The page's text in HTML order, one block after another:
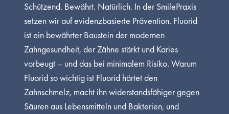
Schützend. Bewährt. Natürlich. In der SmilePraxis
setzen wir auf evidenzbasierte Prävention. Fluorid
ist ein bewährter Baustein der modernen
Zahngesundheit, der Zähne stärkt und Karies
vorbeugt – und das bei minimalem Risiko. Warum
Fluorid so wichtig ist Fluorid härtet den
Zahnschmelz, macht ihn widerstandsfähiger gegen
Säuren aus Lebensmitteln und Bakterien, und